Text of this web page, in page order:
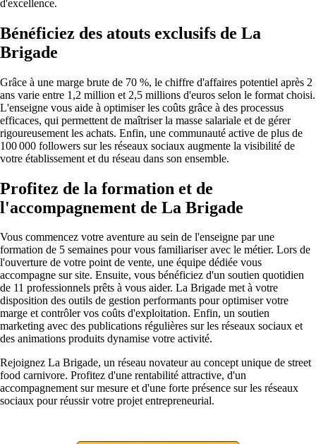
d'excellence.
Bénéficiez des atouts exclusifs de La
Brigade
Grâce à une marge brute de 70 %, le chiffre d'affaires potentiel après 2
ans varie entre 1,2 million et 2,5 millions d'euros selon le format choisi.
L'enseigne vous aide à optimiser les coûts grâce à des processus
efficaces, qui permettent de maîtriser la masse salariale et de gérer
rigoureusement les achats. Enfin, une communauté active de plus de
100 000 followers sur les réseaux sociaux augmente la visibilité de
votre établissement et du réseau dans son ensemble.
Profitez de la formation et de
l'accompagnement de La Brigade
Vous commencez votre aventure au sein de l'enseigne par une
formation de 5 semaines pour vous familiariser avec le métier. Lors de
l'ouverture de votre point de vente, une équipe dédiée vous
accompagne sur site. Ensuite, vous bénéficiez d'un soutien quotidien
de 11 professionnels prêts à vous aider. La Brigade met à votre
disposition des outils de gestion performants pour optimiser votre
marge et contrôler vos coûts d'exploitation. Enfin, un soutien
marketing avec des publications régulières sur les réseaux sociaux et
des animations produits dynamise votre activité.
Rejoignez La Brigade, un réseau novateur au concept unique de street
food carnivore. Profitez d'une rentabilité attractive, d'un
accompagnement sur mesure et d'une forte présence sur les réseaux
sociaux pour réussir votre projet entrepreneurial.